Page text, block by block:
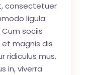
consectetuer
ligula
sociis
magnis dis
ridiculus mus.
in, viverra